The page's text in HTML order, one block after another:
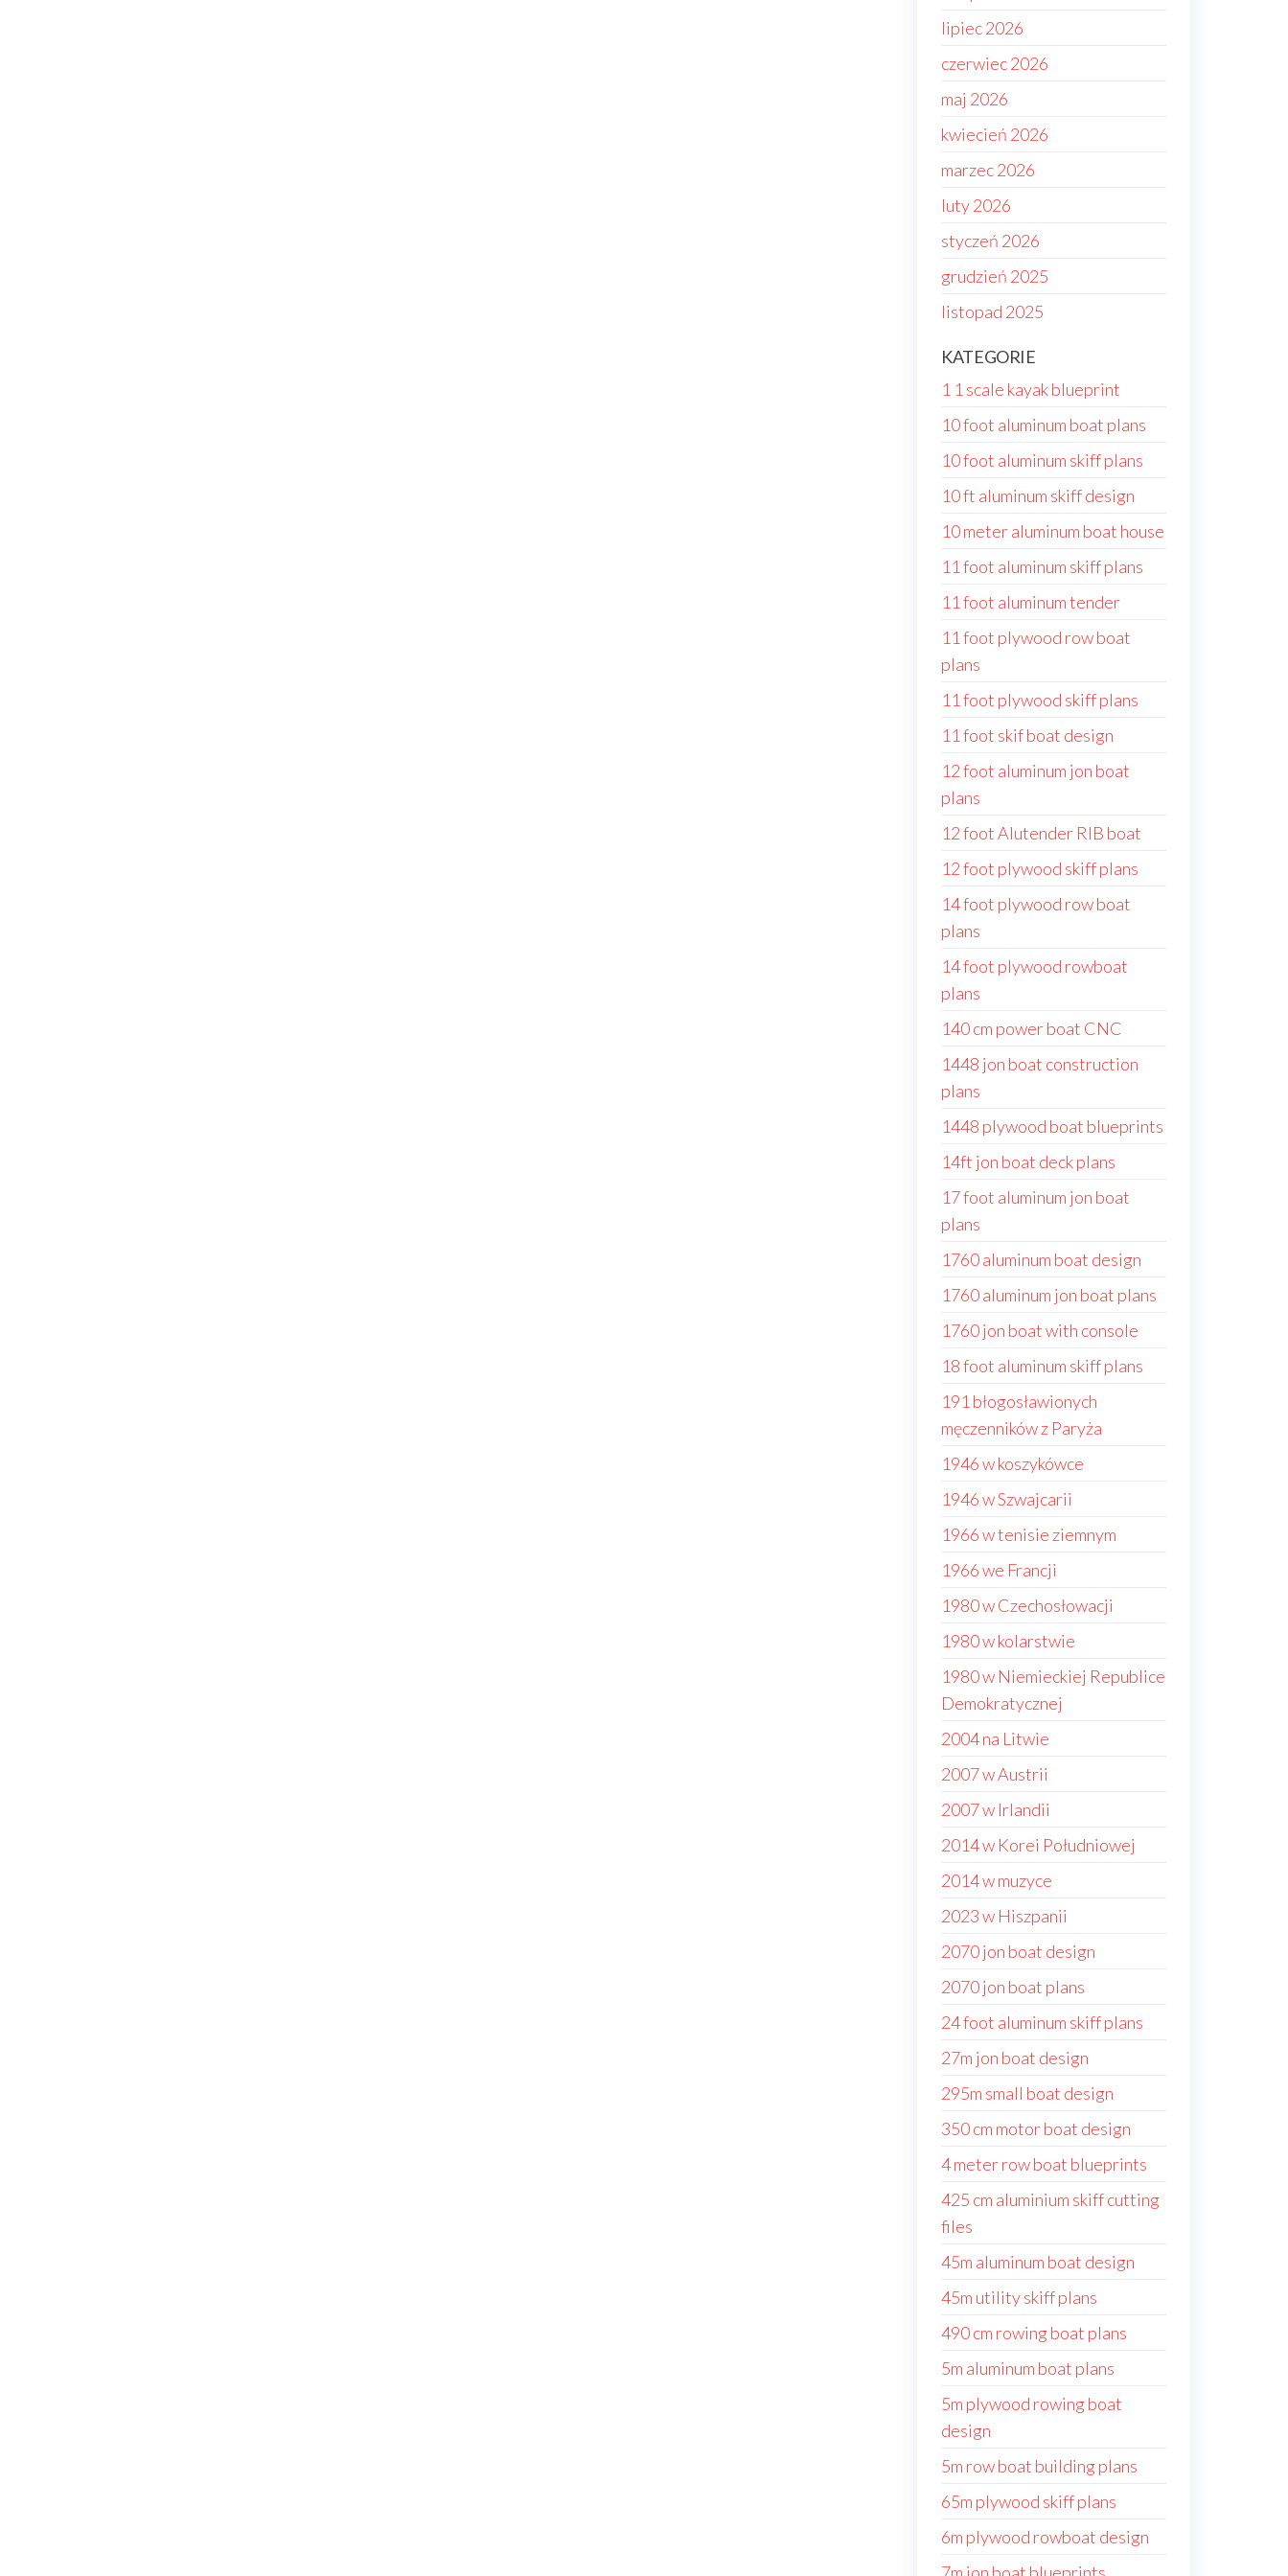
lipiec 2026
czerwiec 2026
maj 2026
kwiecień 2026
marzec 2026
luty 2026
styczeń 2026
grudzień 2025
listopad 2025
KATEGORIE
1 1 scale kayak blueprint
10 foot aluminum boat plans
10 foot aluminum skiff plans
10 ft aluminum skiff design
10 meter aluminum boat house
11 foot aluminum skiff plans
11 foot aluminum tender
11 foot plywood row boat
plans
11 foot plywood skiff plans
11 foot skif boat design
12 foot aluminum jon boat
plans
12 foot Alutender RIB boat
12 foot plywood skiff plans
14 foot plywood row boat
plans
14 foot plywood rowboat
plans
140 cm power boat CNC
1448 jon boat construction
plans
1448 plywood boat blueprints
14ft jon boat deck plans
17 foot aluminum jon boat
plans
1760 aluminum boat design
1760 aluminum jon boat plans
1760 jon boat with console
18 foot aluminum skiff plans
191 błogosławionych
męczenników z Paryża
1946 w koszykówce
1946 w Szwajcarii
1966 w tenisie ziemnym
1966 we Francji
1980 w Czechosłowacji
1980 w kolarstwie
1980 w Niemieckiej Republice
Demokratycznej
2004 na Litwie
2007 w Austrii
2007 w Irlandii
2014 w Korei Południowej
2014 w muzyce
2023 w Hiszpanii
2070 jon boat design
2070 jon boat plans
24 foot aluminum skiff plans
27m jon boat design
295m small boat design
350 cm motor boat design
4 meter row boat blueprints
425 cm aluminium skiff cutting
files
45m aluminum boat design
45m utility skiff plans
490 cm rowing boat plans
5m aluminum boat plans
5m plywood rowing boat
design
5m row boat building plans
65m plywood skiff plans
6m plywood rowboat design